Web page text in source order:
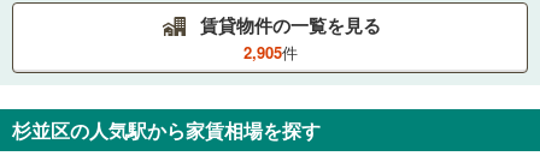
賃貸物件の一覧を見る
2,905件
杉並区の人気駅から家賃相場を探す